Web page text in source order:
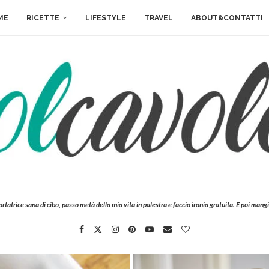
RICETTE LIFESTYLE TRAVEL ABOUT&CONTATTI
sana di cibo, passo metà della mia vita in palestra e faccio ironia gratuita. E poi